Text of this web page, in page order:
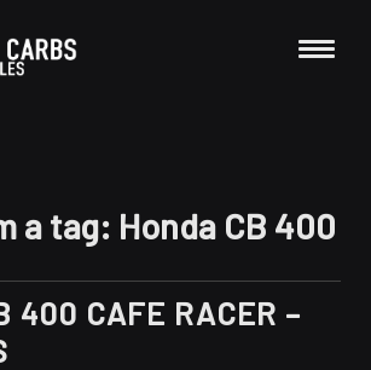
a tag: Honda CB 400
400 CAFE RACER –